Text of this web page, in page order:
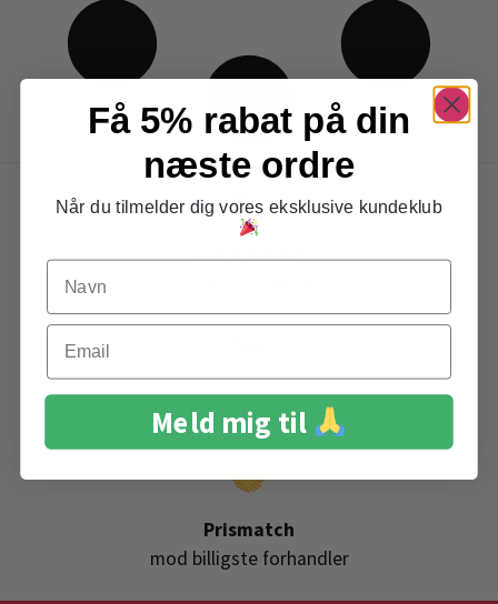
Stort udvalg
Gratis levering
ved køb over 399,-
Prismatch
mod billigste forhandler
Få 5% rabat på din
næste ordre
Når du tilmelder dig vores eksklusive kundeklub
Navn
Email
Meld mig til